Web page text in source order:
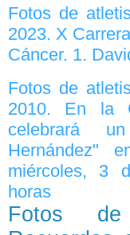
Fotos de
2023. X
Cáncer. 1.
Fotos de
2010. En la
celebrará
Hernández"
miércoles, 3
horas
Fotos de